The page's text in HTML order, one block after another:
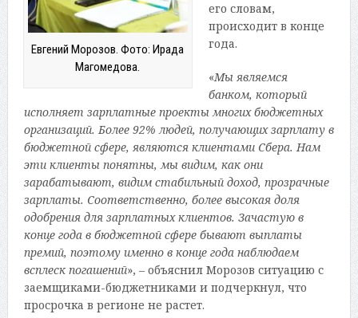
Евгений Морозов. Фото: Ирада
Магомедова.
его словам,
происходит в конце
года.
«Мы являемся
банком, который
исполняет зарплатные проекты многих бюджетных
организаций. Более 92% людей, получающих зарплату в
бюджетной сфере, являются клиентами Сбера. Нам
эти клиенты понятны, мы видим, как они
зарабатывают, видим стабильный доход, прозрачные
зарплаты. Соответственно, более высокая доля
одобрения для зарплатных клиентов. Зачастую в
конце года в бюджетной сфере бывают выплаты
премий, поэтому именно в конце года наблюдаем
всплеск погашений», – объяснил Морозов ситуацию с
заемщиками-бюджетниками и подчеркнул, что
просрочка в регионе не растет.